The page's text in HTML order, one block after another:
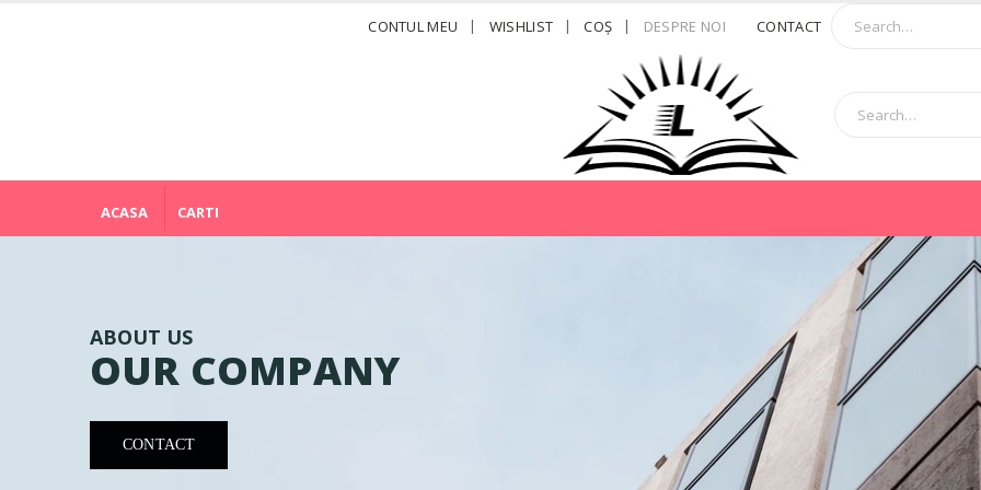
CONTUL MEU WISHLIST COŞ DESPRE NOI CONTACT
ACASA CARTI
ABOUT US
OUR COMPANY
CONTACT